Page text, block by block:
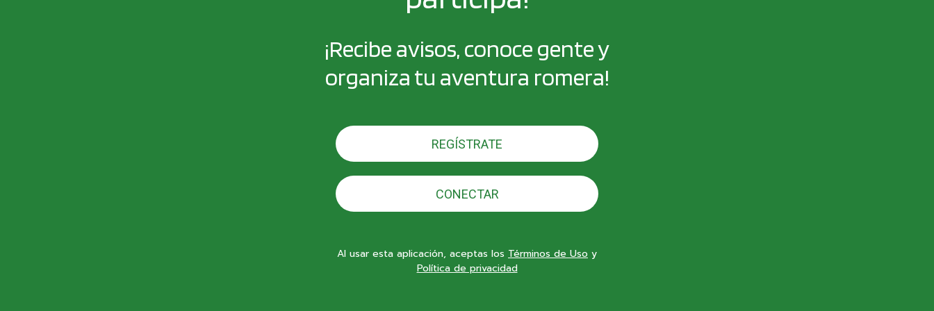
¡Recibe avisos, conoce gente y
organiza tu aventura romera!
REGÍSTRATE
CONECTAR
Al usar esta aplicación, aceptas los Términos de Uso y
Política de privacidad